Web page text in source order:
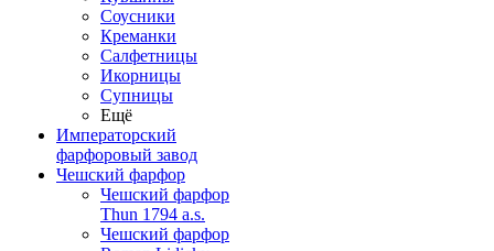
Соусники
Креманки
Салфетницы
Икорницы
Супницы
Ещё
Императорский
фарфоровый завод
Чешский фарфор
Чешский фарфор
Thun 1794 a.s.
Чешский фарфор